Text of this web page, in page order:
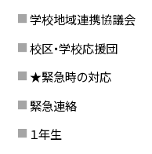
学校地域連携協議会
校区・学校応援団
★緊急時の対応
緊急連絡
１年生